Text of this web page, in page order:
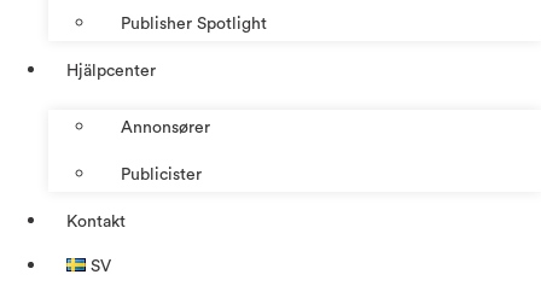
Publisher Spotlight
Hjälpcenter
Annonsører
Publicister
Kontakt
SV